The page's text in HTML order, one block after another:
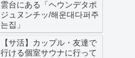
雲台にある「ヘウンデタポ
ジュヌンチッ/해운대다퍼주
는집」
【サ活】カップル・友達で
行ける個室サウナに行って